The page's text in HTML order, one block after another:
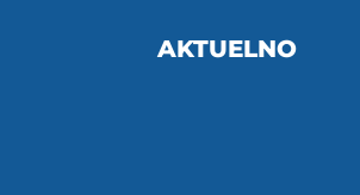
AKTUELNO